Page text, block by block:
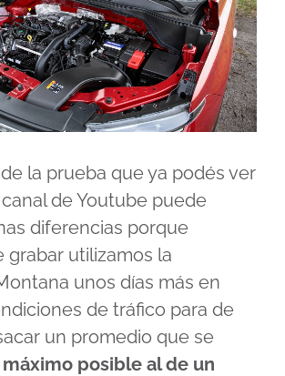
la prueba que ya podés ver
de Youtube puede
diferencias porque
grabar utilizamos la
unos días más en
de tráfico para de
un promedio que se
posible al de un